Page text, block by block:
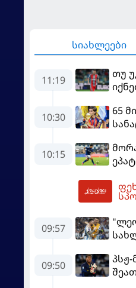
სიახლეები
11:19
თუ
10:30
65
10:15
09:57
09:50